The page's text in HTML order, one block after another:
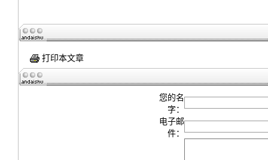
打印本文章
您的名
字：
电子邮
件：